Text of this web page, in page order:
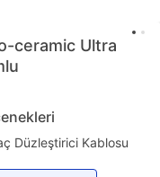
ceramic Ultra
Düzleştirici Kablosu